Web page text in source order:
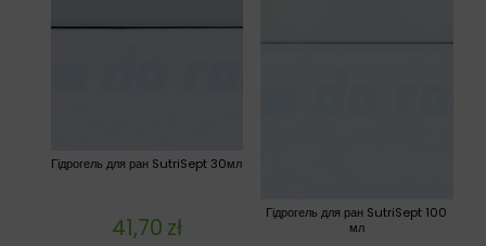
Гідрогель для ран SutriSept 100
мл
Гідрогель для ран SutriSept 30мл
41,70 zł